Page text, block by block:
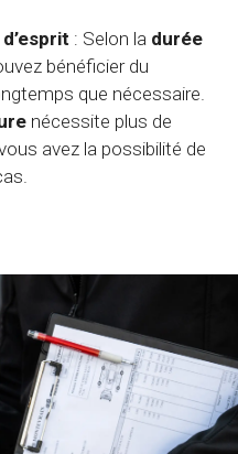
: Selon la durée
bénéficier du
que nécessaire.
nécessite plus de
avez la possibilité de